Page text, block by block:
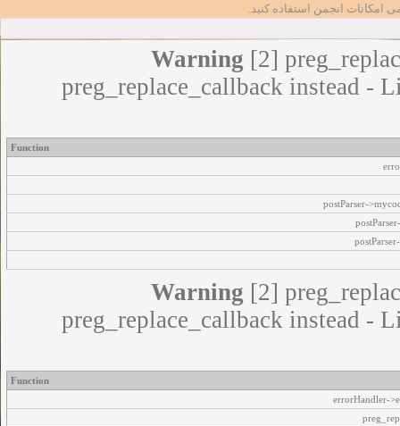
امکانات انجمن استفاده کنید.
Warning [2]
preg_replace_callback instead -
Function
postParser-
Warning [2]
preg_replace_callback instead -
Function
errorHandler-